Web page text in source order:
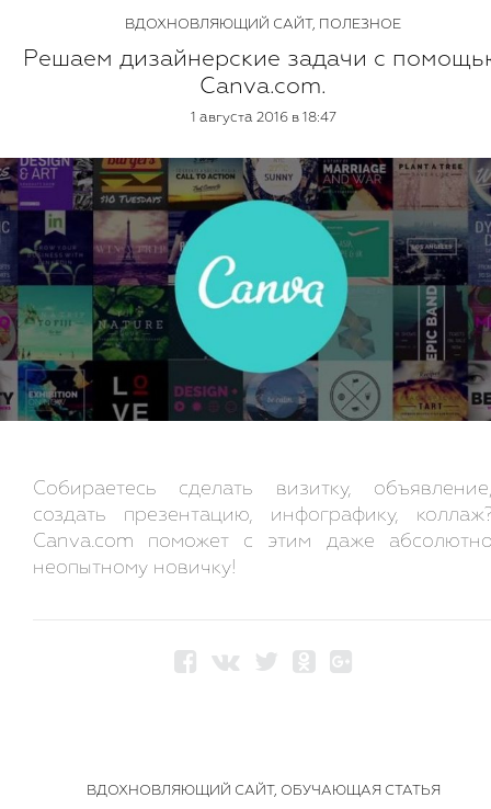
ВДОХНОВЛЯЮЩИЙ САЙТ, ПОЛЕЗНОЕ
Решаем дизайнерские задачи с
Canva.com.
1 августа 2016 в 18:47
Собираетесь сделать визитку,
создать презентацию, инфографику,
Canva.com поможет с этим даже
неопытному новичку!
ВДОХНОВЛЯЮЩИЙ САЙТ, ОБУЧАЮЩАЯ СТАТЬЯ